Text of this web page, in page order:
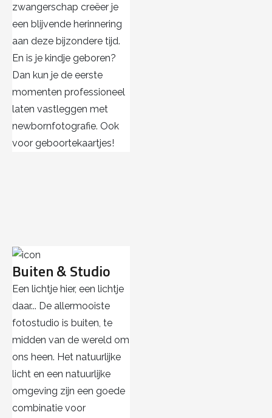
zwangerschap creëer je
een blijvende herinnering
aan deze bijzondere tijd.
En is je kindje geboren?
Dan kun je de eerste
momenten professioneel
laten vastleggen met
newbornfotografie. Ook
voor geboortekaartjes!
Buiten & Studio
Een lichtje hier, een lichtje
daar... De allermooiste
fotostudio is buiten, te
midden van de wereld om
ons heen. Het natuurlijke
licht en een natuurlijke
omgeving zijn een goede
combinatie voor